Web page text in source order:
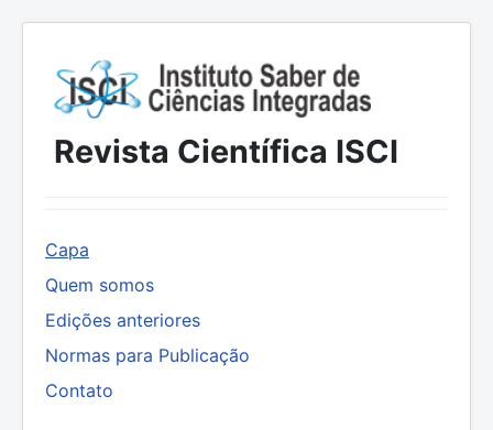
Revista Científica ISCI
Capa
Quem somos
Edições anteriores
Normas para Publicação
Contato